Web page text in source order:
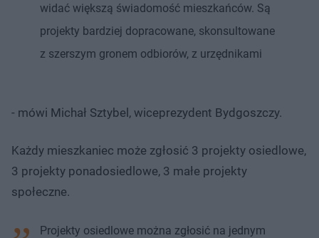
widać większą świadomość mieszkańców. Są
projekty bardziej dopracowane, skonsultowane
z szerszym gronem odbiorów, z urzędnikami
- mówi Michał Sztybel, wiceprezydent Bydgoszczy.
Każdy mieszkaniec może zgłosić 3 projekty osiedlowe,
3 projekty ponadosiedlowe, 3 małe projekty
społeczne.
Projekty osiedlowe można zgłosić na jednym